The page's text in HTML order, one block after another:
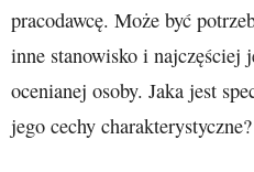
pracodawcę. Może być
inne stanowisko i najczęściej
ocenianej osoby. Jaka jest
jego cechy charakterystyczne?